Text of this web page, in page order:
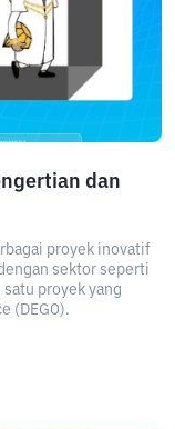
dan
proyek inovatif
sektor seperti
satu proyek yang
(DEGO).